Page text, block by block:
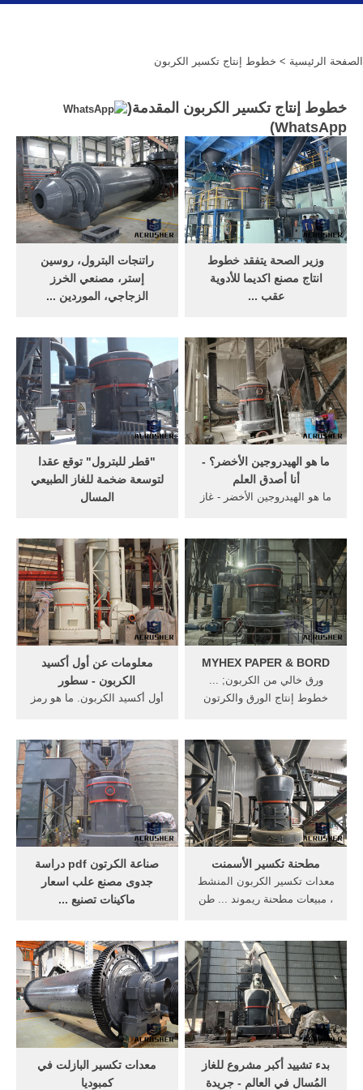
الصفحة الرئيسية > خطوط إنتاج تكسير الكربون
خطوط إنتاج تكسير الكربون المقدمة(
WhatsApp
)
راتنجات البترول، روسين
إستر، مصنعي الخرز
الزجاجي، الموردين ...
الكربون الأسود وصبغ الكربون
الأسود. هناك أربعة خطوط
إنتاج في مصنعنا ، ويبلغ حجم
الإنتاج السنوي حوالي 30000
طن متري سنويًا.
وزير الصحة يتفقد خطوط
انتاج مصنع اكديما للأدوية
عقب ...
على الصفحات الرسميه #مواقع
التواصل الاجتماعي Official ...
"قطر للبترول" توقع عقدا
لتوسعة ضخمة للغاز الطبيعي
المسال
العالم- عقدا للمرحلة الأولى من
مشروعها لتوسعة حقل الشمال
التي سترفع إنتاج البلاد من الغاز
الطبيعي المسال إلى 110
ملايين طن سنويا بحلول 2026.
ما هو الهيدروجين الأخضر؟ -
أنا أصدق العلم
ما هو الهيدروجين الأخضر - غاز
الطاقة المتجددة في أوروبا -
إزالة الكربون بعمق من نظام
الطاقة
معلومات عن أول أكسيد
الكربون - سطور
أول أكسيد الكربون. ما هو رمز
Monoxide ويشار إليه أيضََا
باسم أحادي أكسيد الكربون،
يُرمز له كيميائيَََا بالرمز CO،
وهو عبارة عن غاز سام
ومستقر كيميائيََا، عديم اللون
والرائحة، وينتج ...
MYHEX PAPER & BORD
ورق خالي من الكربون; ...
خطوط إنتاج الورق والكرتون
ومستلزمات الطباعة والتغلیف
تأسست شركتنا عام ١٩٨٩ بدأنا
العمل في اسبانیا وسوریا وعلى
مدار ...
صناعة الكرتون pdf دراسة
جدوى مصنع علب اسعار
ماكينات تصنيع ...
720‬الماثل للتغليف على أساس
اللجنة والدفعة الصغيرة‪:‬‬ ‫م ...
مطحنة تكسير الأسمنت
معدات تكسير الكربون المنشط
، مبيعات مطحنة ريموند ... طن
طحن الأسمنت خطوط انتاج
مصانع الاسمنت.للبيع وحدة
طحن بطاقة انتاجية 700 طن
أسمنت يوميا ...
معدات تكسير البازلت في
كمبوديا
بدء تشييد أكبر مشروع للغاز
المُسال في العالم - جريدة